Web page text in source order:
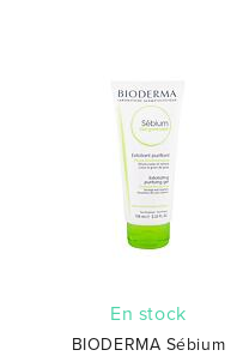
En stock
BIODERMA Sébium